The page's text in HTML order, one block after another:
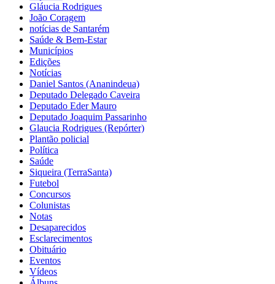
Gláucia Rodrigues
João Coragem
notícias de Santarém
Saúde & Bem-Estar
Municípios
Edições
Notícias
Daniel Santos (Ananindeua)
Deputado Delegado Caveira
Deputado Eder Mauro
Deputado Joaquim Passarinho
Glaucia Rodrigues (Repórter)
Plantão policial
Política
Saúde
Siqueira (TerraSanta)
Futebol
Concursos
Colunistas
Notas
Desaparecidos
Esclarecimentos
Obituário
Eventos
Vídeos